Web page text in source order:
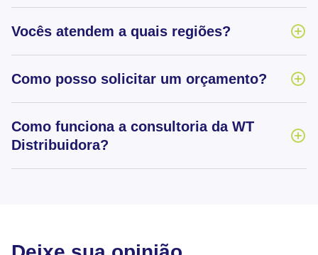
Vocês atendem a quais regiões?
Como posso solicitar um orçamento?
Como funciona a consultoria da WT
Distribuidora?